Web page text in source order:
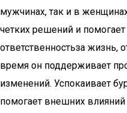
мужчинах, так и в
четких решений и
ответственностьза жизнь,
время он поддерживает
изменений. Успокаивает
помогает внешних